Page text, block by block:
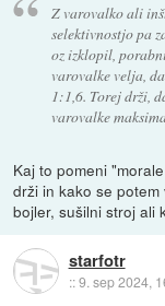
Z varovalko ali
selektivnostjo pa
oz izklopil,
varovalke velja,
1:1,6. Torej drži,
varovalke
Kaj to pomeni
drži in kako se
bojler, sušilni stroj ali
starfotr
::9. sep 2024,